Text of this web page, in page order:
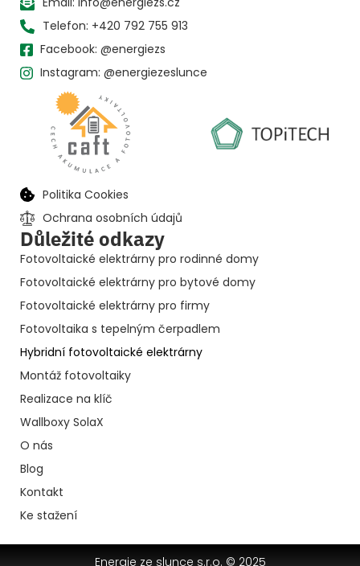
Telefon: +420 792 755 913
Facebook: @energiezs
Instagram: @energiezeslunce
Politika Cookies
Ochrana osobních údajů
Důležité odkazy
Fotovoltaické elektrárny pro rodinné domy
Fotovoltaické elektrárny pro bytové domy
Fotovoltaické elektrárny pro firmy
Fotovoltaika s tepelným čerpadlem
Hybridní fotovoltaické elektrárny
Montáž fotovoltaiky
Realizace na klíč
Wallboxy SolaX
O nás
Blog
Kontakt
Ke stažení
Energie ze slunce s.r.o. © 2025